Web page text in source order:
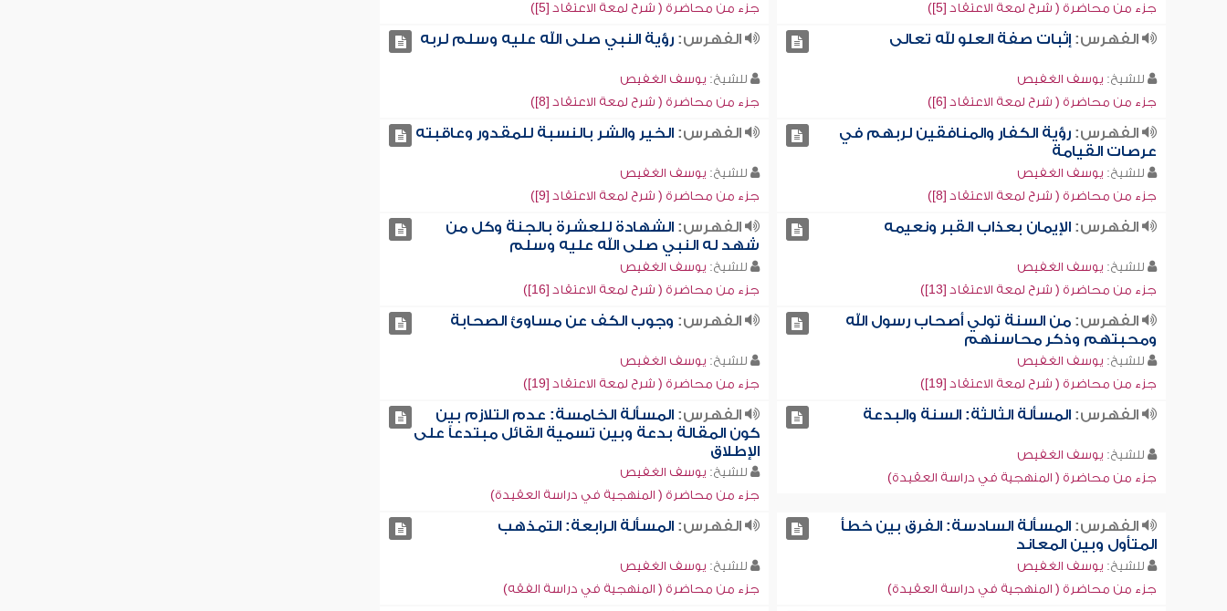
جزء من محاضرة ( شرح لمعة الاعتقاد [5])
جزء من محاضرة ( شرح لمعة الاعتقاد [5])
الفهرس:إثبات صفة العلو لله تعالى
للشيخ: يوسف الغفيص
جزء من محاضرة ( شرح لمعة الاعتقاد [6])
الفهرس: رؤية النبي صلى الله عليه وسلم لربه
للشيخ: يوسف الغفيص
جزء من محاضرة ( شرح لمعة الاعتقاد [8])
الفهرس:رؤية الكفار والمنافقين لربهم في
عرصات القيامة
للشيخ: يوسف الغفيص
جزء من محاضرة ( شرح لمعة الاعتقاد [8])
الفهرس: الخير والشر بالنسبة للمقدور وعاقبته
للشيخ: يوسف الغفيص
جزء من محاضرة ( شرح لمعة الاعتقاد [9])
الفهرس:الإيمان بعذاب القبر ونعيمه
للشيخ: يوسف الغفيص
جزء من محاضرة ( شرح لمعة الاعتقاد [13])
الفهرس: الشهادة للعشرة بالجنة وكل من
شهد له النبي صلى الله عليه وسلم
للشيخ: يوسف الغفيص
جزء من محاضرة ( شرح لمعة الاعتقاد [16])
الفهرس:من السنة تولي أصحاب رسول الله
ومحبتهم وذكر محاسنهم
للشيخ: يوسف الغفيص
جزء من محاضرة ( شرح لمعة الاعتقاد [19])
الفهرس: وجوب الكف عن مساوئ الصحابة
للشيخ: يوسف الغفيص
جزء من محاضرة ( شرح لمعة الاعتقاد [19])
الفهرس:المسألة الثالثة: السنة والبدعة
للشيخ: يوسف الغفيص
جزء من محاضرة ( المنهجية في دراسة العقيدة)
الفهرس: المسألة الخامسة: عدم التلازم بين
كون المقالة بدعة وبين تسمية القائل مبتدعاً على
الإطلاق
للشيخ: يوسف الغفيص
جزء من محاضرة ( المنهجية في دراسة العقيدة)
الفهرس:المسألة السادسة: الفرق بين خطأ
المتأول وبين المعاند
للشيخ: يوسف الغفيص
جزء من محاضرة ( المنهجية في دراسة العقيدة)
الفهرس: المسألة الرابعة: التمذهب
للشيخ: يوسف الغفيص
جزء من محاضرة ( المنهجية في دراسة الفقه)